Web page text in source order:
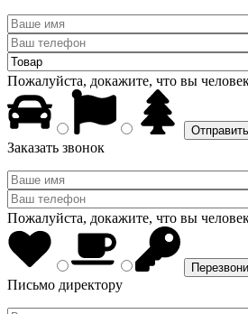
Пожалуйста, докажите, что вы
Заказать звонок
Пожалуйста, докажите, что вы
Письмо директору